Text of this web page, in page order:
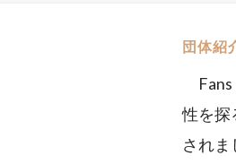
団体紹
Fans
性を探
され